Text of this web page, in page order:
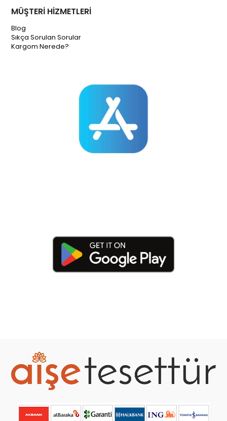
MÜŞTERİ HİZMETLERİ
Blog
Sıkça Sorulan Sorular
Kargom Nerede?